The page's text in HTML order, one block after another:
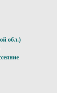
обл.)